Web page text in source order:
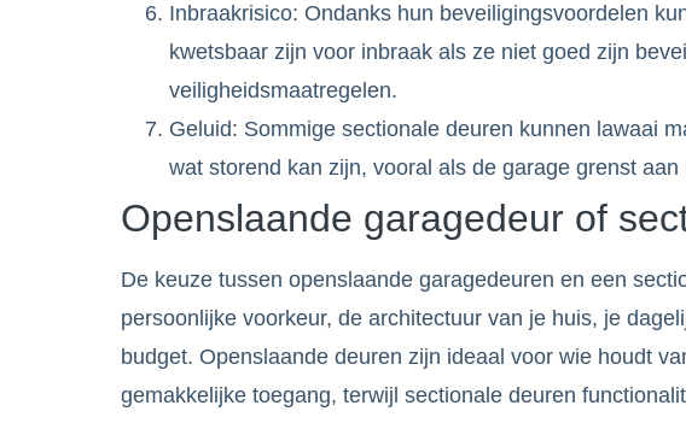
Inbraakrisico: Ondanks hun beveiligingsvoordelen
kwetsbaar zijn voor inbraak als ze niet goed zijn
veiligheidsmaatregelen.
Geluid: Sommige sectionale deuren kunnen lawaai
wat storend kan zijn, vooral als de garage grenst aan
Openslaande garagedeur of
De keuze tussen openslaande garagedeuren en een
persoonlijke voorkeur, de architectuur van je huis, je
budget. Openslaande deuren zijn ideaal voor wie houdt
gemakkelijke toegang, terwijl sectionale deuren